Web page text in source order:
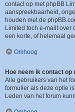
contact op met phpBB
aanspreekbaarheid,
houden met de
Limited toch e-mailt over
een korte, of helemaal
Omhoog
Hoe neem ik contact op
Alle gebruikers van het
formulier als deze optie
Leden van het forum